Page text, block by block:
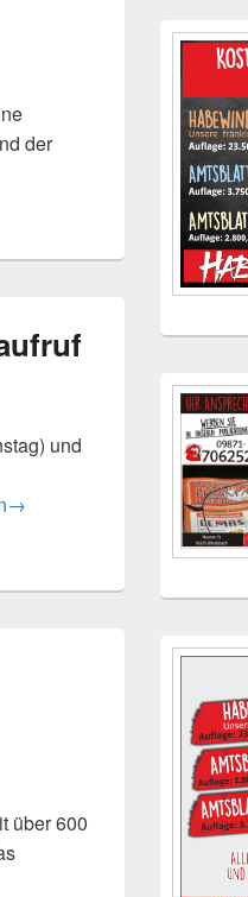
der
und
gesprüht –
→
über 600
2026 – Die